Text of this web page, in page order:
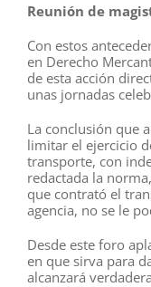
Reunión de
Con estos
en Derecho
de esta acción
unas jornadas
La conclusión que
limitar el ejercicio
transporte, con
redactada la
que contrató el
agencia, no se le
Desde este foro
en que sirva para
alcanzará